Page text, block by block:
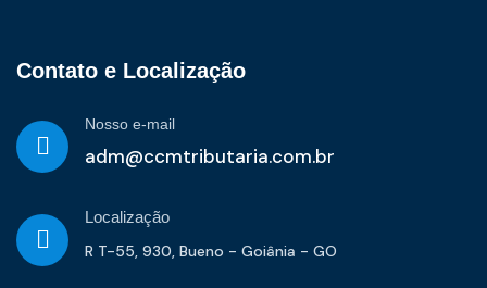
Contato e Localização
Nosso e-mail
adm@ccmtributaria.com.br
Localização
R T-55, 930, Bueno - Goiânia - GO